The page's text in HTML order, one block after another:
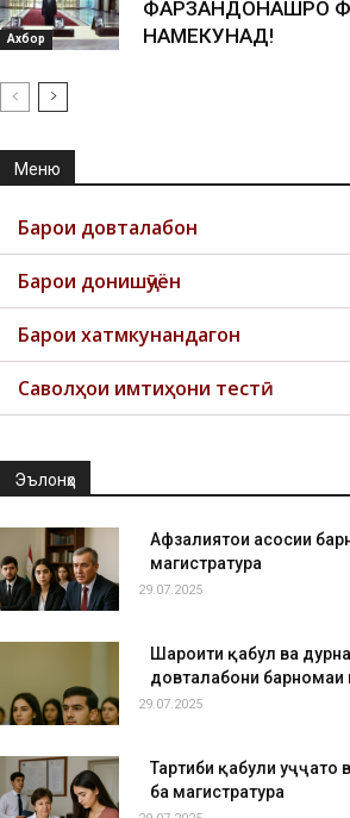
Ахбор
ФАРЗАНДОНАШРО
НАМЕКУНАД!
Меню
Барои довталабон
Барои донишҷӯён
Барои хатмкунандагон
Саволҳои имтиҳони тестӣ
Эълонҳо
Афзалиятҳои асосии
магистратура
29.07.2025
Шароити қабул ва
довталабони барномаи
29.07.2025
Тартиби қабули
ба магистратура